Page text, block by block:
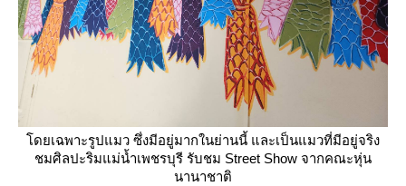
ดยเฉพาะรูปแมว ซึ่งมีอยู่มากในย่านนี้ และเป็นแมวที่มีอยู่จริง
ชมศิลปะริมแม่น้ำเพชรบุรี รับชม Street Show จากคณะหุ่น
นานาชาติ